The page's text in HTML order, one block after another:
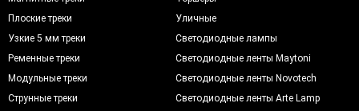
Плоские треки
Узкие 5 мм треки
Ременные треки
Модульные треки
Струнные треки
Уличные
Светодиодные лампы
Светодиодные ленты Maytoni
Светодиодные ленты Novotech
Светодиодные ленты Arte Lamp